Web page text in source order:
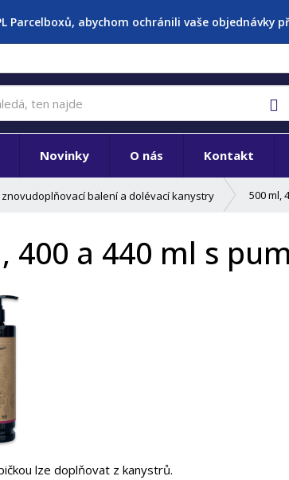
Parcelboxů, abychom ochránili vaše objednávky
Novinky O nás Kontakt
balení a dolévací kanystry 500 ml,
400 a 440 ml s
lze doplňovat z kanystrů.